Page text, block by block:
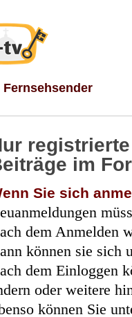
im
Sie sich
dem Anmelden
können sie sich
dem Einloggen
oder weitere
können Sie